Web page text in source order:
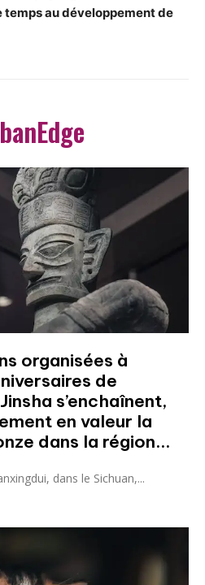
au développement de
organisées à
de
s’enchaînent,
en valeur la
dans la région...
dans le Sichuan,...